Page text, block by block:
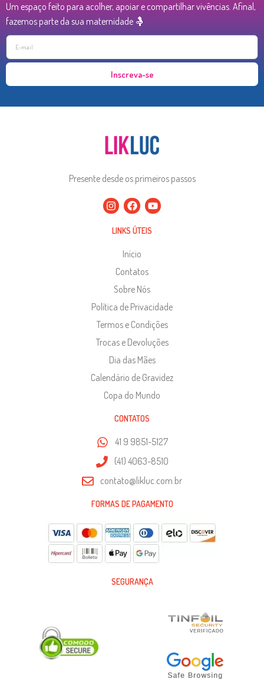
Um espaço feito para acolher, apoiar e compartilhar vivências. Afinal,
fazemos parte da sua maternidade 🤱
Inscreva-se
Presente desde os primeiros passos
LINKS ÚTEIS
Início
Contatos
Sobre Nós
Política de Privacidade
Termos e Condições
Trocas e Devoluções
Dia das Mães
Calendário de Gravidez
Copa do Mundo
CONTATOS
41 9 9851-5127
(41) 4063-8510
contato@likluc.com.br
FORMAS DE PAGAMENTO
SEGURANÇA